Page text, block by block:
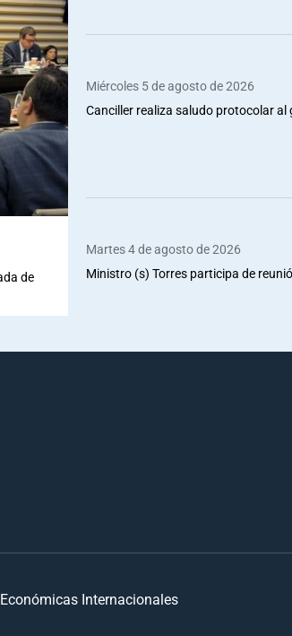
de
Miércoles 5 de agosto de 2026
Canciller realiza saludo protocolar al
Martes 4 de agosto de 2026
Ministro (s) Torres participa de
Internacionales